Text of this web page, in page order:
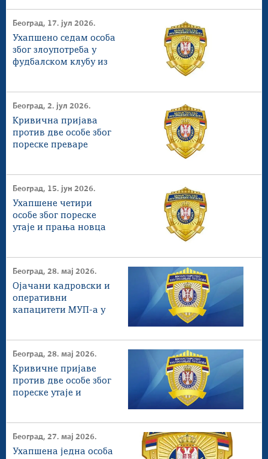
Београд, 17. јул 2026.
Ухапшено седам особа
због злоупотреба у
фудбалском клубу из
Београд, 2. јул 2026.
Кривична пријава
против две особе због
пореске преваре
Београд, 15. јун 2026.
Ухапшене четири
особе због пореске
утаје и прања новца
Београд, 28. мај 2026.
Ојачани кадровски и
оперативни
капацитети МУП-а у
Београд, 28. мај 2026.
Кривичне пријаве
против две особе због
пореске утаје и
Београд, 27. мај 2026.
Ухапшена једна особа